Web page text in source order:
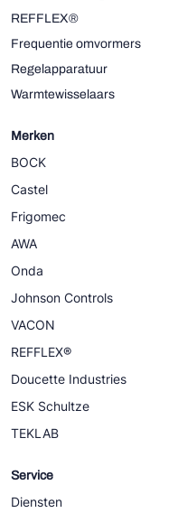
REFFLEX®
Frequentie omvormers
Regelapparatuur
Warmtewisselaars
Merken
BOCK
Castel
Frigomec
AWA
Onda
Johnson Controls
VACON
REFFLEX®
Doucette Industries
ESK Schultze
TEKLAB
Service
Diensten